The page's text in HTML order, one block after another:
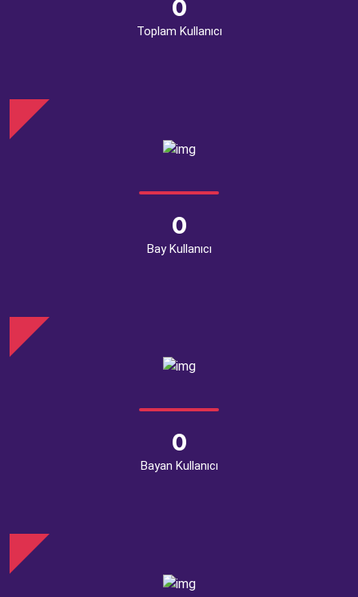
0
Toplam Kullanıcı
0
Bay Kullanıcı
0
Bayan Kullanıcı